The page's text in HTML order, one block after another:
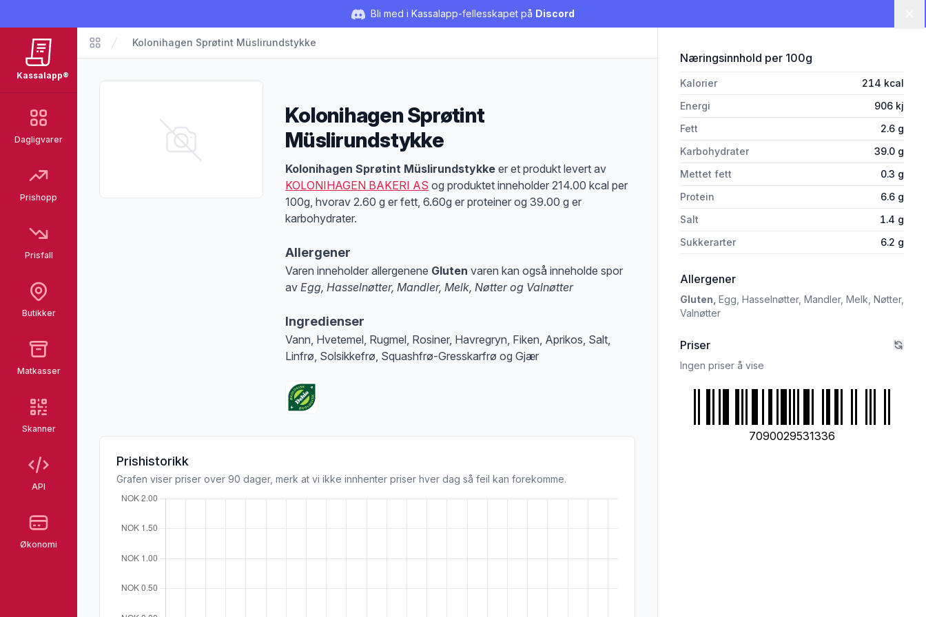
Bli med i Kassalapp-fellesskapet på Discord
Kassalapp®
Dagligvarer
Prishopp
Prisfall
Butikker
Matkasser
Skanner
API
Økonomi
Matvarer
Kolonihagen Sprøtint Müslirundstykke
Kolonihagen Sprøtint
Müslirundstykke
Produktbeskrivelse
Kolonihagen Sprøtint Müslirundstykke er et produkt levert av
KOLONIHAGEN BAKERI AS og produktet inneholder 214.00 kcal per
100g, hvorav 2.60 g er fett, 6.60g er proteiner og 39.00 g er
karbohydrater.
Allergener
Varen inneholder allergenene Gluten varen kan også inneholde spor
av Egg, Hasselnøtter, Mandler, Melk, Nøtter og Valnøtter
at denne informasjonen er bare til informasjon, sjekk pakkningen og innholdsbeskrivelsen nøye om du har allergier, vi tar forbehold om at det kan være feil i
Ingredienser
Vann, Hvetemel, Rugmel, Rosiner, Havregryn, Fiken, Aprikos, Salt,
Linfrø, Solsikkefrø, Squashfrø-Gresskarfrø og Gjær
Prishistorikk
Grafen viser priser over 90 dager, merk at vi ikke innhenter priser hver dag så feil kan forekomme.
Næringsinnhold for 'Kolonihagen Sprøtint
per 100g
Kalorier 214 kcal
Energi
906 kj
Fett
2.6 g
Karbohydrater
39.0 g
Mettet fett
0.3 g
Protein
6.6 g
Salt
1.4 g
Sukkerarter
6.2 g
Allergeneri 'Kolonihagen Sprøtint
Gluten, Egg, Hasselnøtter, Mandler, Melk, Nøtter,
Valnøtter
Priser
Ingen priser å vise
7090029531336